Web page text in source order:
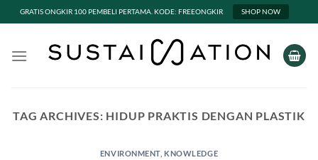
GRATIS ONGKIR 100 PEMBELI PERTAMA. KODE: FREEONGKIR SHOP NOW
TAG ARCHIVES: HIDUP PRAKTIS DENGAN PLASTIK
ENVIRONMENT KNOWLEDGE